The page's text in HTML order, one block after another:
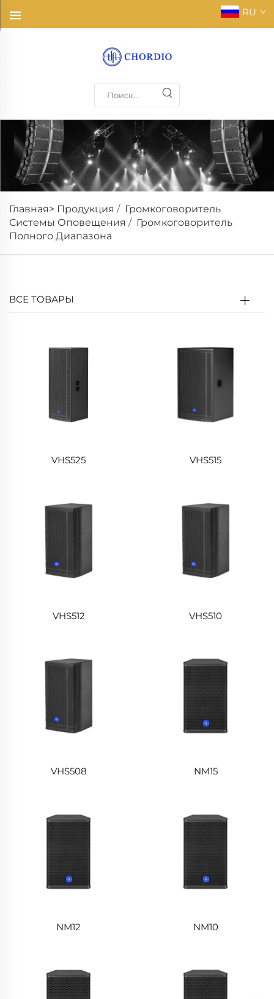
RU
Главная> Продукция / Громкоговоритель
Системы Оповещения / Громкоговоритель
Полного Диапазона
ВСЕ ТОВАРЫ
VHS525 VHS515
VHS512 VHS510
VHS508 NM15
NM12 NM10